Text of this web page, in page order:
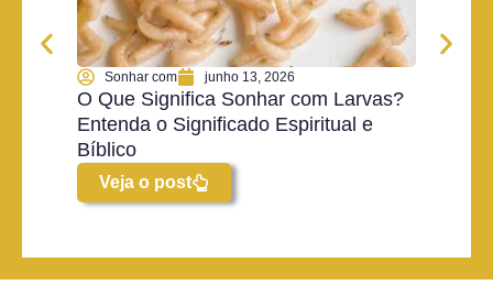
Sonhar com junho 13, 2026
O Que Significa Sonhar com Larvas?
Entenda o Significado Espiritual e
Bíblico
Veja o post